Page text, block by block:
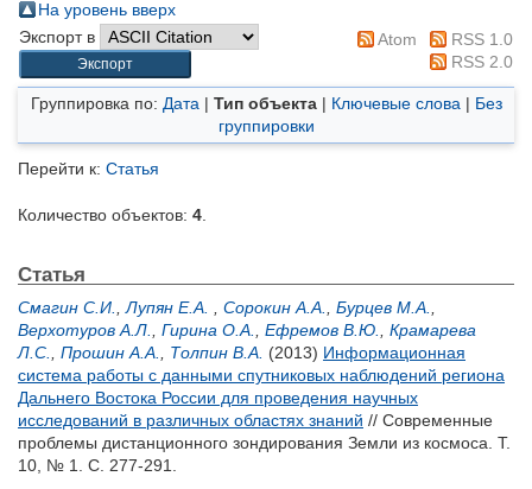
На уровень вверх
Экспорт в
Atom
RSS 1.0
RSS 2.0
Группировка по: Дата | Тип объекта| Ключевые слова | Без
группировки
Перейти к: Статья
Количество объектов: 4
Статья
Смагин С.И. Лупян Е.А. Сорокин А.А. Бурцев М.А.
Верхотуров А.Л.
Гирина О.А. Ефремов В.Ю.
Крамарева
Л.С.
Прошин А.А. Толпин В.А. (2013) Информационная
система работы с данными спутниковых наблюдений региона
Дальнего Востока России для проведения научных
исследований в различных областях знаний // Современные
проблемы дистанционного зондирования Земли из космоса. Т.
10, № 1. С. 277-291.